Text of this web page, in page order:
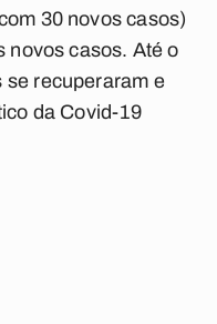
30 novos casos)
novos casos. Até o
se recuperaram e
da Covid-19